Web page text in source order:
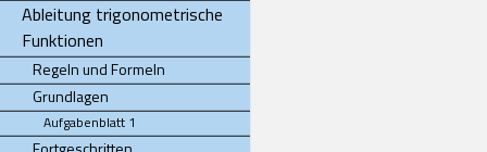
Ableitung trigonometrische
Funktionen
Regeln und Formeln
Grundlagen
Aufgabenblatt 1